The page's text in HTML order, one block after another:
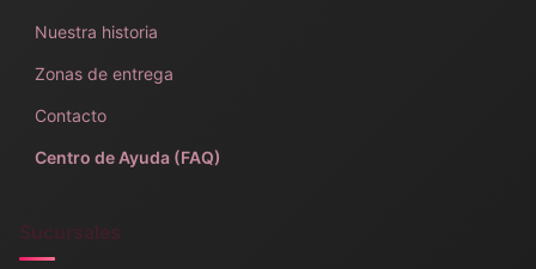
Nuestra historia
Zonas de entrega
Contacto
Centro de Ayuda (FAQ)
Sucursales